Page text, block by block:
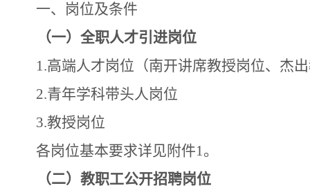
一、岗位及条件
（一）全职人才引进岗位
1.高端人才岗位（南开讲席教授岗位、杰
2.青年学科带头人岗位
3.教授岗位
各岗位基本要求详见附件1。
（二）教职工公开招聘岗位